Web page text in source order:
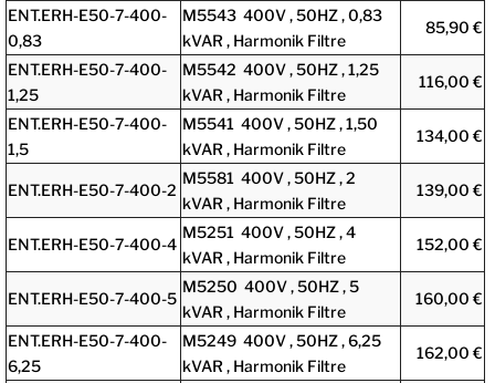
ENT.ERH-E50-7-400-
0,83
M5543 400V , 50HZ , 0,83
kVAR , Harmonik Filtre
85,90 €
ENT.ERH-E50-7-400-
1,25
M5542 400V , 50HZ , 1,25
kVAR , Harmonik Filtre
116,00 €
ENT.ERH-E50-7-400-
1,5
M5541 400V , 50HZ , 1,50
kVAR , Harmonik Filtre
134,00 €
ENT.ERH-E50-7-400-2
M5581 400V , 50HZ , 2
kVAR , Harmonik Filtre
139,00 €
ENT.ERH-E50-7-400-4
M5251 400V , 50HZ , 4
kVAR , Harmonik Filtre
152,00 €
ENT.ERH-E50-7-400-5
M5250 400V , 50HZ , 5
kVAR , Harmonik Filtre
160,00 €
ENT.ERH-E50-7-400-
6,25
M5249 400V , 50HZ , 6,25
kVAR , Harmonik Filtre
162,00 €